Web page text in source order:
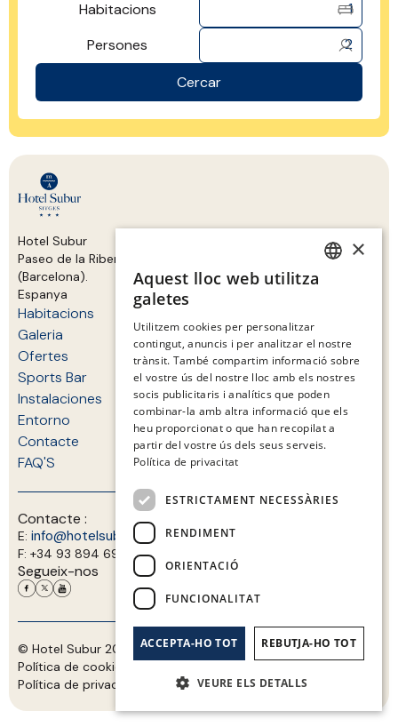
Habitacions
1
Persones
2
Cercar
Hotel Subur
Paseo de la Ribera s/n, esquina C/ de la Bassa Rodona Sitges
(Barcelona).
Espanya
Habitacions
Galeria
Ofertes
Sports Bar
Instalaciones
Entorno
Contacte
FAQ'S
Contacte :
E: info@hotelsubur.com T: +34 93 894 0066
F: +34 93 894 69 86
Segueix-nos
© Hotel Subur 2026. Registre d'establiment: HB-000062
Política de cookies
Política de privacitat
Mapa web
CATALAN
GERMAN
FRENCH
ITALIAN
×
Aquest lloc web utilitza
galetes
Utilitzem cookies per personalitzar
contingut, anuncis i per analitzar el nostre
trànsit. També compartim informació sobre
el vostre ús del nostre lloc amb els nostres
socis publicitaris i analítics que poden
combinar-la amb altra informació que els
heu proporcionat o que han recopilat a
partir del vostre ús dels seus serveis.
Política de privacitat
ESTRICTAMENT NECESSÀRIES
RENDIMENT
ORIENTACIÓ
FUNCIONALITAT
ACCEPTA-HO TOT REBUTJA-HO TOT
VEURE ELS DETALLS